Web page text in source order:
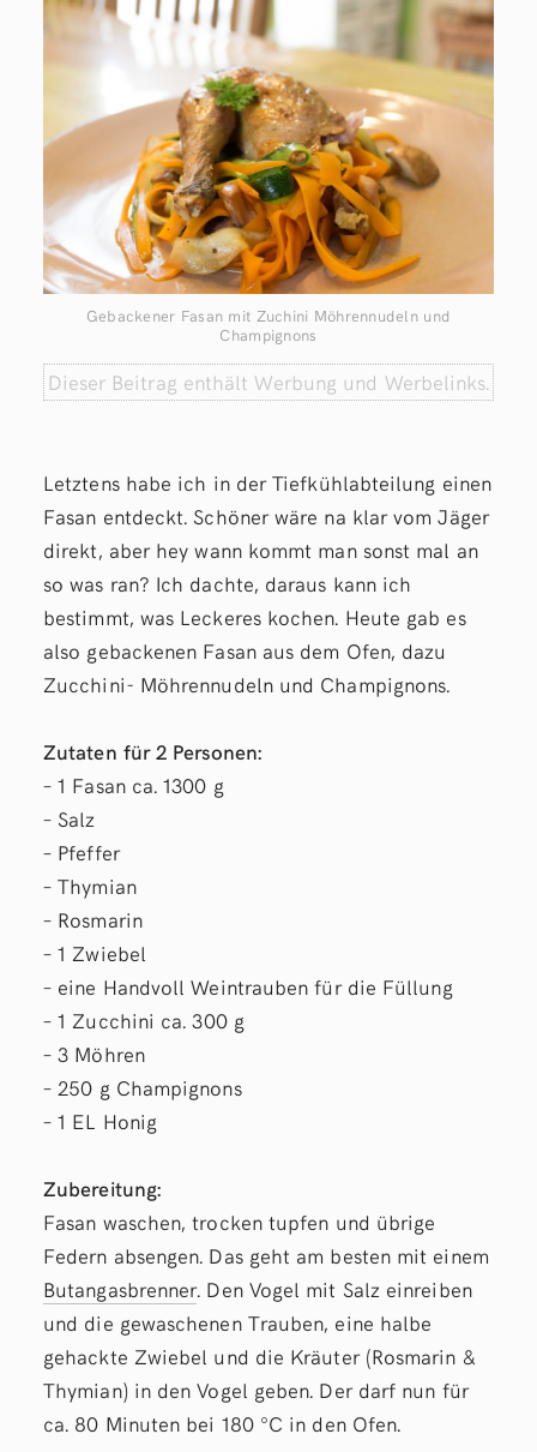
Gebackener Fasan mit Zuchini Möhrennudeln und
Champignons
Dieser Beitrag enthält Werbung und Werbelinks.
Letztens habe ich in der Tiefkühlabteilung einen
Fasan entdeckt. Schöner wäre na klar vom Jäger
direkt, aber hey wann kommt man sonst mal an
so was ran? Ich dachte, daraus kann ich
bestimmt, was Leckeres kochen. Heute gab es
also gebackenen Fasan aus dem Ofen, dazu
Zucchini- Möhrennudeln und Champignons.
Zutaten für 2 Personen:
– 1 Fasan ca. 1300 g
– Salz
– Pfeffer
– Thymian
– Rosmarin
– 1 Zwiebel
– eine Handvoll Weintrauben für die Füllung
– 1 Zucchini ca. 300 g
– 3 Möhren
– 250 g Champignons
– 1 EL Honig
Zubereitung:
Fasan waschen, trocken tupfen und übrige
Federn absengen. Das geht am besten mit einem
Butangasbrenner. Den Vogel mit Salz einreiben
und die gewaschenen Trauben, eine halbe
gehackte Zwiebel und die Kräuter (Rosmarin &
Thymian) in den Vogel geben. Der darf nun für
ca. 80 Minuten bei 180 °C in den Ofen.